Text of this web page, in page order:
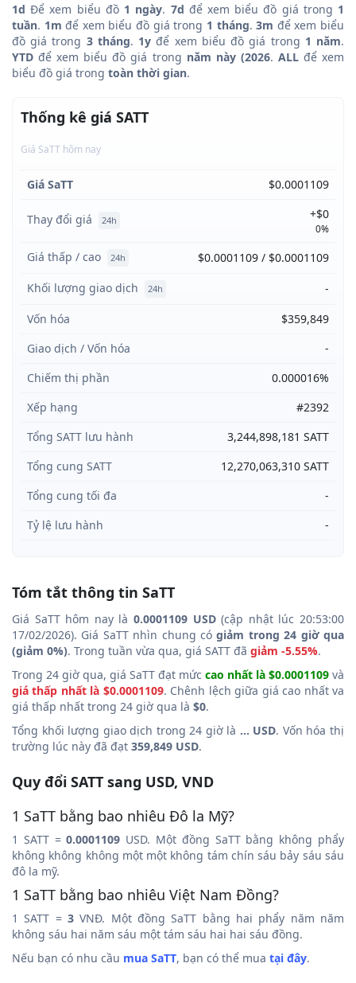
1d Để xem biểu đồ 1 ngày. 7d để xem biểu đồ giá trong 1
tuần. 1m để xem biểu đồ giá trong 1 tháng.3m để xem biểu
đồ giá trong 3 tháng. 1y để xem biểu đồ giá trong 1 năm.
YTD để xem biểu đồ giá trong năm này (2026. ALLđể xem
biểu đồ giá trong toàn thời gian.
Thống kê giá SATT
Giá SaTT hôm nay
Giá SaTT $0.0001109
Thay đổi giá 24h +$0
0%
Giá thấp / cao 24h
$0.0001109 / $0.0001109
Khối lượng giao dịch
24h
-
Vốn hóa
$359,849
Giao dịch / Vốn hóa
-
Chiếm thị phần
0.000016%
Xếp hạng
#2392
Tổng SATT lưu hành
3,244,898,181 SATT
Tổng cung SATT
12,270,063,310 SATT
Tổng cung tối đa
-
Tỷ lệ lưu hành
-
Tóm tắt thông tin SaTT
Giá SaTT hôm nay là 0.0001109 USD(cập nhật lúc 20:53:00
17/02/2026). Giá SaTT nhìn chung cógiảm trong 24 giờ qua
(giảm 0%). Trong tuần vừa qua, giá SATT đã giảm -5.55%.
Trong 24 giờ qua, giá SaTT đạt mức cao nhất là $0.0001109 và
giá thấp nhất là $0.0001109. Chênh lệch giữa giá cao nhất va
giá thấp nhất trong 24 giờ qua là $0.
Tổng khối lượng giao dịch trong 24 giờ là ... USD. Vốn hóa thị
trường lúc này đã đạt 359,849 USD.
Quy đổi SATT sang USD, VND
1 SaTT bằng bao nhiêu Đô la Mỹ?
1 SATT =0.0001109 USD. Một đồng SaTT bằng không phẩy
không không không một một không tám chín sáu bảy sáu sáu
đô la mỹ.
1 SaTT bằng bao nhiêu Việt Nam Đồng?
1 SATT = 3 VNĐ. Một đồng SaTT bằng hai phẩy năm năm
không sáu hai năm sáu một tám sáu hai hai sáu đồng.
Nếu bạn có nhu cầu mua SaTT, bạn có thể mua tại đây.